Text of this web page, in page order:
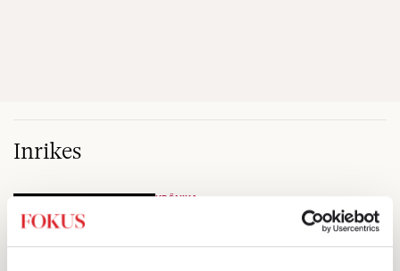
Inrikes
KRÖNIKA
Välkommen till
landet Flyta medströms
Ordet "slagträ" har blivit ett sätt